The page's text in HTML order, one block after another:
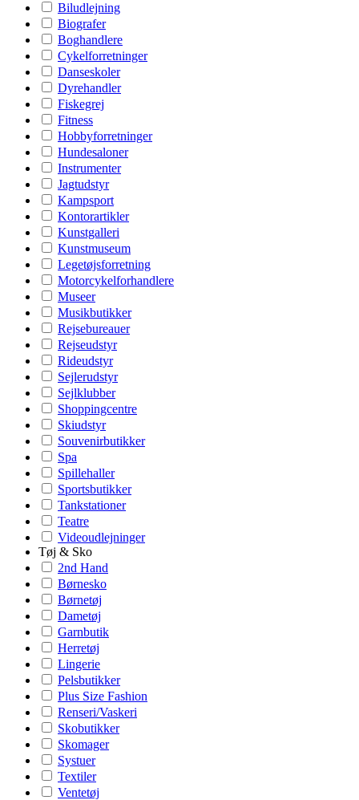
Biludlejning
Biografer
Boghandlere
Cykelforretninger
Danseskoler
Dyrehandler
Fiskegrej
Fitness
Hobbyforretninger
Hundesaloner
Instrumenter
Jagtudstyr
Kampsport
Kontorartikler
Kunstgalleri
Kunstmuseum
Legetøjsforretning
Motorcykelforhandlere
Museer
Musikbutikker
Rejsebureauer
Rejseudstyr
Rideudstyr
Sejlerudstyr
Sejlklubber
Shoppingcentre
Skiudstyr
Souvenirbutikker
Spa
Spillehaller
Sportsbutikker
Tankstationer
Teatre
Videoudlejninger
Tøj & Sko
2nd Hand
Børnesko
Børnetøj
Dametøj
Garnbutik
Herretøj
Lingerie
Pelsbutikker
Plus Size Fashion
Renseri/Vaskeri
Skobutikker
Skomager
Systuer
Textiler
Ventetøj